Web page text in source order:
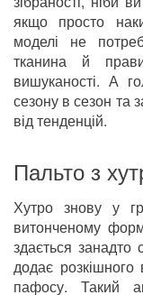
якщо просто
моделі не
тканина й
вишуканості. А
сезону в сезон та
від тенденцій.
Пальто з
Хутро знову у
витонченому
здається занадто
додає розкішного
пафосу. Такий